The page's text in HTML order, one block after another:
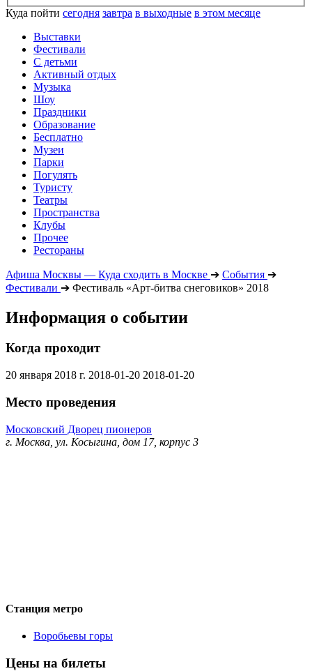
Куда пойти сегодня завтра в выходные в этом месяце
Выставки
Фестивали
С детьми
Активный отдых
Музыка
Шоу
Праздники
Образование
Бесплатно
Музеи
Парки
Погулять
Туристу
Театры
Пространства
Клубы
Прочее
Рестораны
Афиша Москвы — Куда сходить в Москве ➔ События ➔
Фестивали ➔ Фестиваль «Арт-битва снеговиков» 2018
Информация о событии
Когда проходит
20 января 2018 г. 2018-01-20 2018-01-20
Место проведения
Московский Дворец пионеров
г. Москва, ул. Косыгина, дом 17, корпус 3
Станция метро
Воробьевы горы
Цены на билеты